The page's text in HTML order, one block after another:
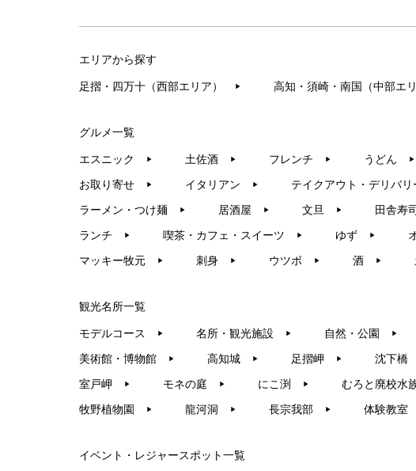
エリアから探す
足摺・四万十（西部エリア） ▶︎ 高知・須崎・南国（中部エリ
グルメ一覧
エスニック ▶︎ 土佐酒 ▶︎ フレンチ ▶︎ うどん ▶︎
お取り寄せ ▶︎ イタリアン ▶︎ テイクアウト・デリバリ
ラーメン・つけ麺 ▶︎ 居酒屋 ▶︎ 文旦 ▶︎ 田舎寿司
ランチ ▶︎ 喫茶・カフェ・スイーツ ▶︎ ゆず ▶︎
マッキー牧元 ▶︎ 刺身 ▶︎ ウツボ ▶︎ 酒 ▶︎
観光名所一覧
モデルコース ▶︎ 名所・観光施設 ▶︎ 自然・公園 ▶︎
美術館・博物館 ▶︎ 高知城 ▶︎ 足摺岬 ▶︎ 沈下橋
室戸岬 ▶︎ モネの庭 ▶︎ にこ渕 ▶︎ むろと廃校水
牧野植物園 ▶︎ 龍河洞 ▶︎ 長宗我部 ▶︎ 体験教室
イベント・レジャースポット一覧